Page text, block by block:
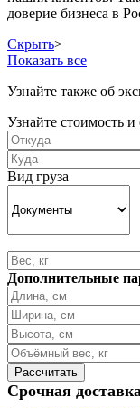
доверие бизнеса в
Скрыть>
Показать все
Узнайте также об
Узнайте стоимость
Вид груза
Дополнительные
Срочная